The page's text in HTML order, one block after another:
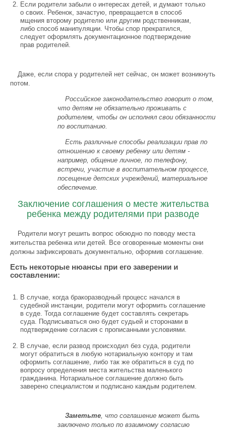
Если родители забыли о интересах детей, и думают только
о своих. Ребенок, зачастую, превращается в способ
мщения второму родителю или другим родственникам,
либо способ манипуляции. Чтобы спор прекратился,
следует оформлять документационное подтверждение
прав родителей.
Даже, если спора у родителей нет сейчас, он может возникнуть
потом.
Российское законодательство говорит о том,
что детям не обязательно проживать с
родителем, чтобы он исполнял свои обязанности
по воспитанию.
Есть различные способы реализации прав по
отношению к своему ребенку или детям -
например, общение личное, по телефону,
встречи, участие в воспитательном процессе,
посещение детских учреждений, материальное
обеспечение.
Заключение соглашения о месте жительства
ребенка между родителями при разводе
Родители могут решить вопрос обоюдно по поводу места
жительства ребенка или детей. Все оговоренные моменты они
должны зафиксировать документально, оформив соглашение.
Есть некоторые нюансы при его заверении и
составлении:
В случае, когда бракоразводный процесс начался в
судебной инстанции, родители могут оформить соглашение
в суде. Тогда соглашение будет составлять секретарь
суда. Подписываться оно будет судьей и сторонами в
подтверждение согласия с прописанными условиями.
В случае, если развод происходил без суда, родители
могут обратиться в любую нотариальную контору и там
оформить соглашение, либо так же обратиться в суд по
вопросу определения места жительства маленького
гражданина. Нотариальное соглашение должно быть
заверено специалистом и подписано каждым родителем.
Заметьте, что соглашение может быть
заключено только по взаимному согласию